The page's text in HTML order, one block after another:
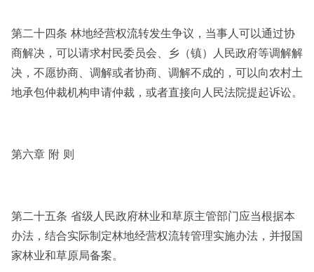
第二十四条 林地经营权流转发生争议，当事人可以通过协
商解决，可以请求村民委员会、乡（镇）人民政府等调解解
决，不愿协商、调解或者协商、调解不成的，可以向农村土
地承包仲裁机构申请仲裁，或者直接向人民法院提起诉讼。
第六章 附 则
第二十五条 省级人民政府林业和草原主管部门应当根据本
办法，结合实际制定林地经营权流转管理实施办法，并报国
家林业和草原局备案。